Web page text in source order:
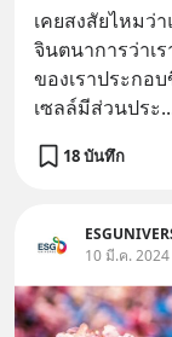
เคยสงสัยไหมว่
จินตนาการว่าเ
ของเราประกอ
เซลล์มีส่วนประ
18 บันทึก
10 มี.ค.